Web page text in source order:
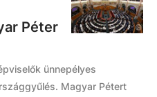
Péter
ünnepélyes
Magyar Pétert